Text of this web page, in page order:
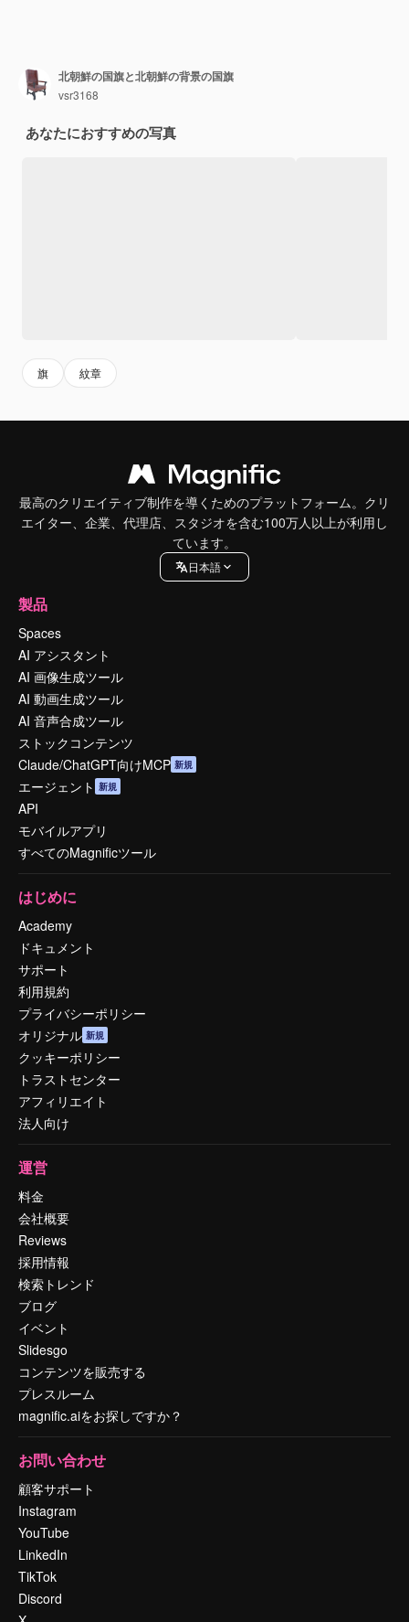
北朝鮮の国旗と北朝鮮の背景の国旗
vsr3168
あなたにおすすめの写真
旗 紋章
最高のクリエイティブ制作を導くためのプラットフォーム。クリ
エイター、企業、代理店、スタジオを含む100万人以上が利用し
ています。
日本語
製品
Spaces
AI アシスタント
AI 画像生成ツール
AI 動画生成ツール
AI 音声合成ツール
ストックコンテンツ
Claude/ChatGPT向けMCP 新規
エージェント 新規
API
モバイルアプリ
すべてのMagnificツール
はじめに
Academy
ドキュメント
サポート
利用規約
プライバシーポリシー
オリジナル 新規
クッキーポリシー
トラストセンター
アフィリエイト
法人向け
運営
料金
会社概要
Reviews
採用情報
検索トレンド
ブログ
イベント
Slidesgo
コンテンツを販売する
プレスルーム
magnific.aiをお探しですか？
お問い合わせ
顧客サポート
Instagram
YouTube
LinkedIn
TikTok
Discord